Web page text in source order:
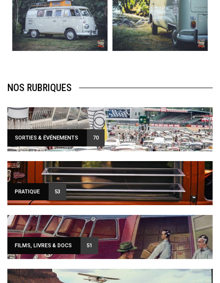
Août 10
120
0
Août 10
108
0
NOS RUBRIQUES
SORTIES & ÉVÉNEMENTS 70
PRATIQUE 53
FILMS, LIVRES & DOCS 51